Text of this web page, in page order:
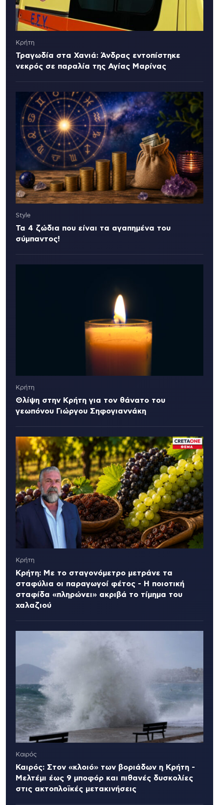
Κρήτη
Τραγωδία στα Χανιά: Άνδρας εντοπίστηκε
νεκρός σε παραλία της Αγίας Μαρίνας
Style
Τα 4 ζώδια που είναι τα αγαπημένα του
σύμπαντος!
Κρήτη
Θλίψη στην Κρήτη για τον θάνατο του
γεωπόνου Γιώργου Σηφογιαννάκη
Κρήτη
Κρήτη: Με το σταγονόμετρο μετράνε τα
σταφύλια οι παραγωγοί φέτος - Η ποιοτική
σταφίδα «πληρώνει» ακριβά το τίμημα του
χαλαζιού
Καιρός
Καιρός: Στον «κλοιό» των βοριάδων η Κρήτη -
Μελτέμι έως 9 μποφόρ και πιθανές δυσκολίες
στις ακτοπλοϊκές μετακινήσεις